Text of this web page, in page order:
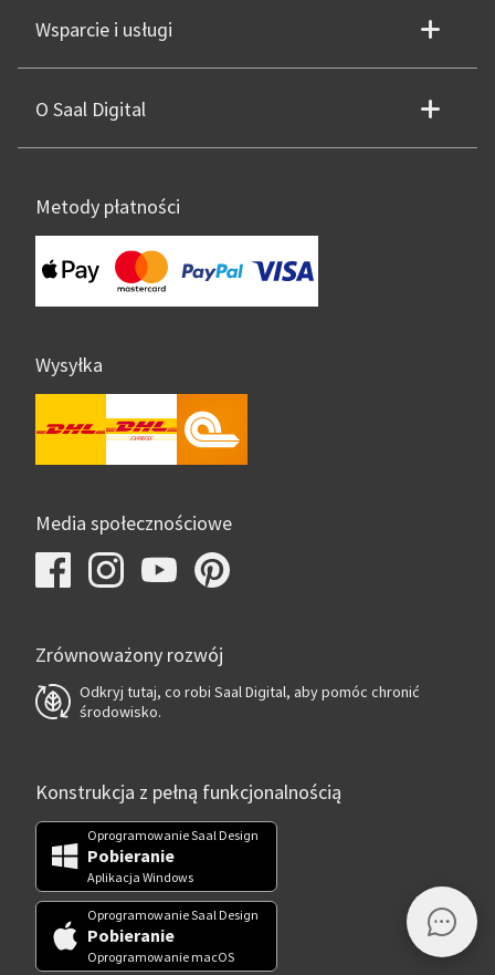
Wsparcie i usługi
O Saal Digital
Metody płatności
Wysyłka
Media społecznościowe
Zrównoważony rozwój
Odkryj tutaj, co robi Saal Digital, aby pomóc chronić
środowisko.
Konstrukcja z pełną funkcjonalnością
Oprogramowanie Saal Design
Pobieranie
Aplikacja Windows
Oprogramowanie Saal Design
Pobieranie
Oprogramowanie macOS